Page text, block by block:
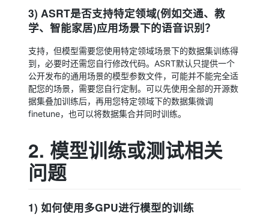
3) ASRT是否支持特定领域(例如交通、教
学、智能家居)应用场景下的语音识别？
支持，但模型需要您使用特定领域场景下的数据集训练得
到，必要时还需您自行修改代码。ASRT默认只提供一个
公开发布的通用场景的模型参数文件，可能并不能完全适
配您的场景，需要您自行定制。可以先使用全部的开源数
据集叠加训练后，再用您特定领域下的数据集微调
finetune，也可以将数据集合并同时训练。
2. 模型训练或测试相关
问题
1) 如何使用多GPU进行模型的训练